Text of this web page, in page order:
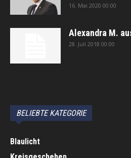
16. Mai 2020 00:00
Alexandra M.
28. Juli 2018 00:00
BELIEBTE KATEGORIE
Blaulicht